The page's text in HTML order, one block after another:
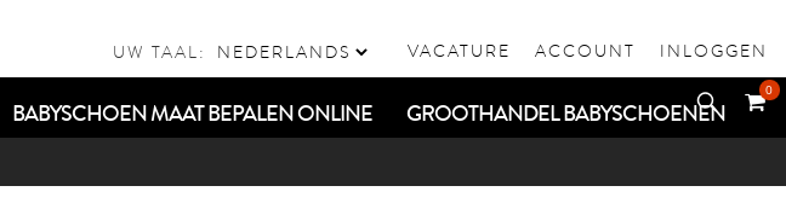
0
VACATURE ACCOUNT INLOGGEN
UW TAAL:
BABYSCHOEN MAAT BEPALEN ONLINE GROOTHANDEL BABYSCHOENEN